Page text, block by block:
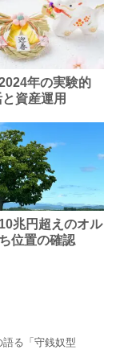
年の実験的
資産運用
兆円超えのオル
位置の確認
語る「守銭奴型